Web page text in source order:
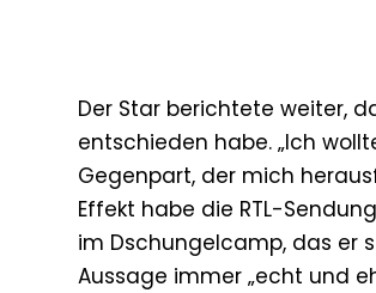
Der Star berichtete weiter,
entschieden habe. „Ich
Gegenpart, der mich
Effekt habe die RTL-
im Dschungelcamp, das er
Aussage immer „echt und